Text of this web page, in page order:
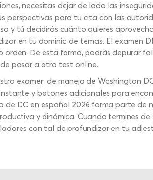
necesitas dejar de lado las
perspectivas para tu cita con las
y tú decidirás cuánto quieres
en tu dominio de temas. El examen
De esta forma, podrás depurar
pasar a otro test online.
examen de manejo de Washington
y botones adicionales para
de DC en español 2026 forma parte
y dinámica. Cuando termines
con tal de profundizar en tu